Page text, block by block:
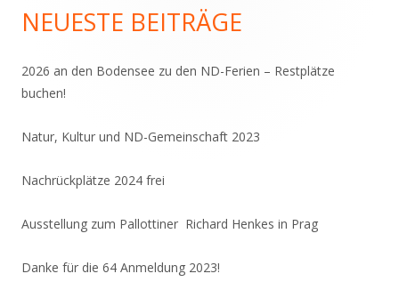
Haupt-
Seitenleiste
NEUESTE BEITRÄGE
2026 an den Bodensee zu den ND-Ferien – Restplätze
buchen!
Natur, Kultur und ND-Gemeinschaft 2023
Nachrückplätze 2024 frei
Ausstellung zum Pallottiner Richard Henkes in Prag
Danke für die 64 Anmeldung 2023!